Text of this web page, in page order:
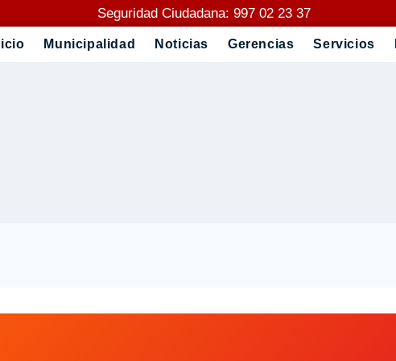
Seguridad Ciudadana: 997 02 23 37
Municipalidad Noticias Gerencias Servicios